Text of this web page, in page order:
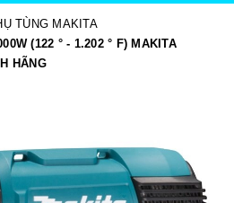
TÙNG MAKITA
(122 ° - 1.202 ° F) MAKITA
HÃNG